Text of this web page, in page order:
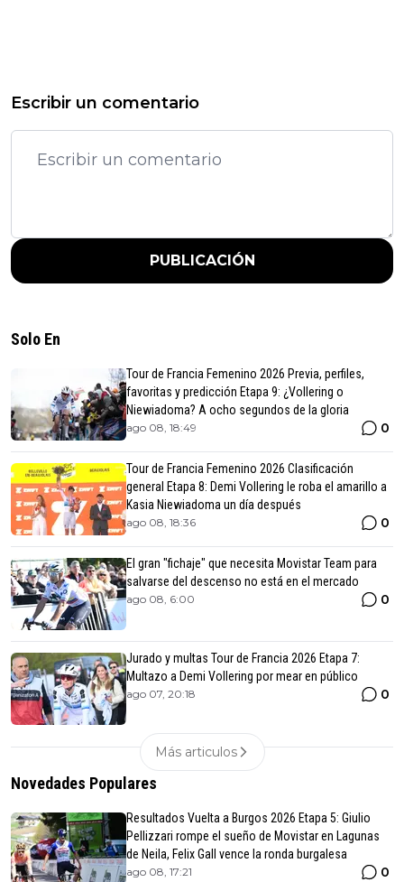
Escribir un comentario
PUBLICACIÓN
Solo En
Tour de Francia Femenino 2026 Previa, perfiles,
favoritas y predicción Etapa 9: ¿Vollering o
Niewiadoma? A ocho segundos de la gloria
ago 08, 18:49 0
Tour de Francia Femenino 2026 Clasificación
general Etapa 8: Demi Vollering le roba el amarillo a
Kasia Niewiadoma un día después
ago 08, 18:36 0
El gran "fichaje" que necesita Movistar Team para
salvarse del descenso no está en el mercado
ago 08, 6:00 0
Jurado y multas Tour de Francia 2026 Etapa 7:
Multazo a Demi Vollering por mear en público
ago 07, 20:18 0
Más articulos
Novedades Populares
Resultados Vuelta a Burgos 2026 Etapa 5: Giulio
Pellizzari rompe el sueño de Movistar en Lagunas
de Neila, Felix Gall vence la ronda burgalesa
ago 08, 17:21 0